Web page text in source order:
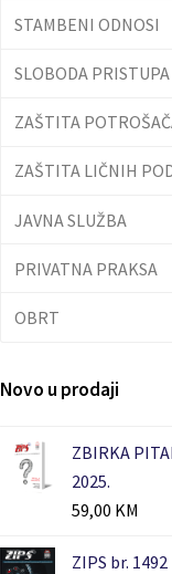
STAMBENI ODNOSI
SLOBODA
ZAŠTITA
ZAŠTITA LIČNIH
JAVNA SLUŽBA
PRIVATNA PRAKSA
OBRT
Novo u prodaji
ZBIRKA
2025.
59,00 KM
ZIPS br. 1492